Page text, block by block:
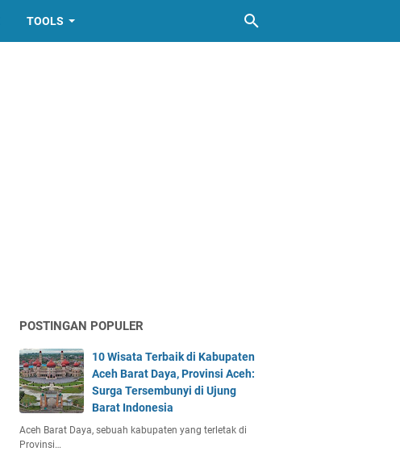
TOOLS
POSTINGAN POPULER
10 Wisata Terbaik di Kabupaten
Aceh Barat Daya, Provinsi Aceh:
Surga Tersembunyi di Ujung
Barat Indonesia
Aceh Barat Daya, sebuah kabupaten yang terletak di
Provinsi…